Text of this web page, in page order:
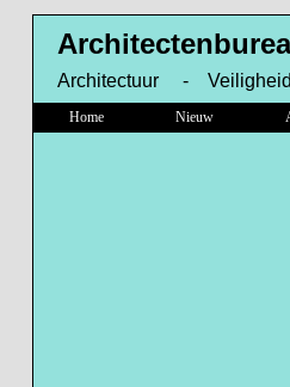
Architectuur -
Home Nieuw